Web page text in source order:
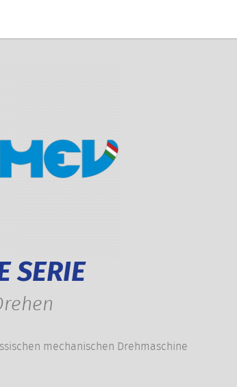
SERIE
mechanischen Drehmaschine